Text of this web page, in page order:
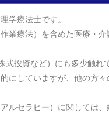
学療法士です。
業療法）を含めた医療・
式投資など）にも多少触れ
にしていますが、他の方々
ルセラピー）に関しては、